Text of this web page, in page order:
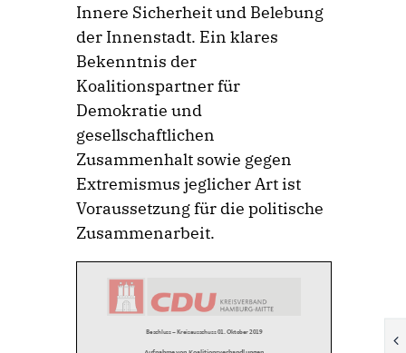
Innere Sicherheit und Belebung
der Innenstadt. Ein klares
Bekenntnis der
Koalitionspartner für
Demokratie und
gesellschaftlichen
Zusammenhalt sowie gegen
Extremismus jeglicher Art ist
Voraussetzung für die politische
Zusammenarbeit.